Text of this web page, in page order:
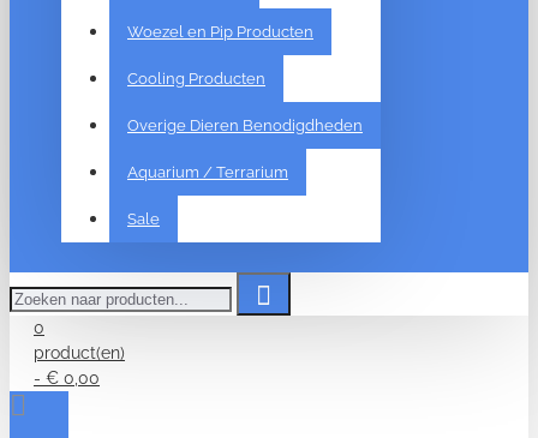
Woezel en Pip Producten
Cooling Producten
Overige Dieren Benodigdheden
Aquarium / Terrarium
Sale
naar
producten...
0
product(en)
- € 0,00